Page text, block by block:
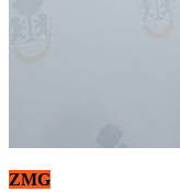
ZMG